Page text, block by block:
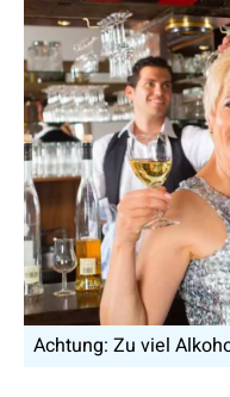
Achtung: Zu viel